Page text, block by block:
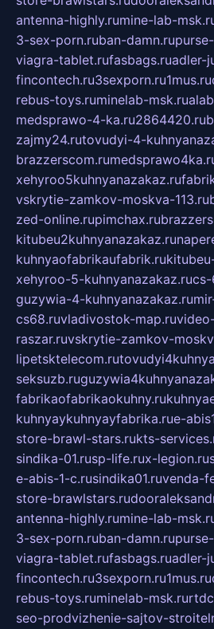
antenna-highly.rumine-lab-
3-sex-porn.ruban-damn.ru
viagra-tablet.rufasbags.ruadler-
fincontech.ru3sexporn.ru1mus.ru
rebus-toys.ruminelab-msk.ru
medsprawo-4-ka.ru2864420.ru
zajmy24.rutovudyi-4-
brazzerscom.ru
xehyroo5kuhnyanazakaz.ru
vskrytie-zamkov-moskva-113.ru
zed-online.rupimchax.ru
kitubeu2kuhnyanazakaz.ru
kuhnyaofabrikaufabrik.ru
xehyroo-5-kuhnyanazakaz.rucs-
guzywia-4-kuhnyanazakaz.ru
cs68.ruvladivostok-map.ru
raszar.ruvskrytie-zamkov-
lipetsktelecom.ru
seksuzb.ru
fabrikaofabrikaokuhny.ru
kuhnyaykuhnyayfabrika.rue-
store-brawl-stars.rukts-
sindika-01.rusp-life.rux-legion.ru
e-abis-1-c.rusindika01.ruvenda-
store-brawlstars.ru
antenna-highly.rumine-lab-
3-sex-porn.ruban-damn.ru
viagra-tablet.rufasbags.ruadler-
fincontech.ru3sexporn.ru1mus.ru
rebus-toys.ruminelab-msk.ru
seo-prodvizhenie-sajtov-